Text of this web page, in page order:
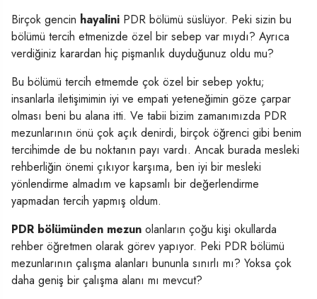
Birçok gencin hayalini PDR bölümü süslüyor. Peki sizin bu
bölümü tercih etmenizde özel bir sebep var mıydı? Ayrıca
verdiğiniz karardan hiç pişmanlık duyduğunuz oldu mu?
Bu bölümü tercih etmemde çok özel bir sebep yoktu;
insanlarla iletişimimin iyi ve empati yeteneğimin göze çarpar
olması beni bu alana itti. Ve tabii bizim zamanımızda PDR
mezunlarının önü çok açık denirdi, birçok öğrenci gibi benim
tercihimde de bu noktanın payı vardı. Ancak burada mesleki
rehberliğin önemi çıkıyor karşıma, ben iyi bir mesleki
yönlendirme almadım ve kapsamlı bir değerlendirme
yapmadan tercih yapmış oldum.
PDR bölümünden mezun olanların çoğu kişi okullarda
rehber öğretmen olarak görev yapıyor. Peki PDR bölümü
mezunlarının çalışma alanları bununla sınırlı mı? Yoksa çok
daha geniş bir çalışma alanı mı mevcut?